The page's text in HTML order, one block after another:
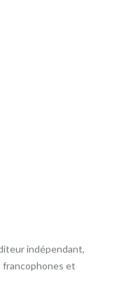
indépendant,
francophones et